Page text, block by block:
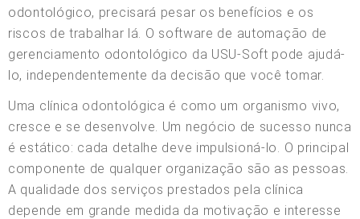
odontológico, precisará pesar os benefícios e os
riscos de trabalhar lá. O software de automação de
gerenciamento odontológico da USU-Soft pode ajudá-
lo, independentemente da decisão que você tomar.
Uma clínica odontológica é como um organismo vivo,
cresce e se desenvolve. Um negócio de sucesso nunca
é estático: cada detalhe deve impulsioná-lo. O principal
componente de qualquer organização são as pessoas.
A qualidade dos serviços prestados pela clínica
depende em grande medida da motivação e interesse